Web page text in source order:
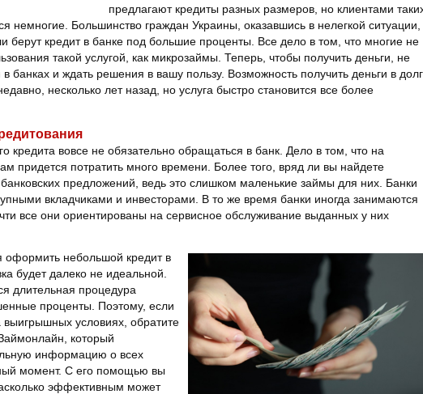
предлагают кредиты разных размеров, но клиентами
немногие. Большинство граждан Украины, оказавшись в нелегкой ситуации,
берут кредит в банке под большие проценты. Все дело в том, что многие не
такой услугой, как микрозаймы. Теперь, чтобы получить деньги, не
банках и ждать решения в вашу пользу. Возможность получить деньги в
несколько лет назад, но услуга быстро становится все более
вовсе не обязательно обращаться в банк. Дело в том, что на
придется потратить много времени. Более того, вряд ли вы найдете
предложений, ведь это слишком маленькие займы для них. Банки
вкладчиками и инвесторами. В то же время банки иногда занимаются
все они ориентированы на сервисное обслуживание выданных у них
оформить небольшой кредит в
будет далеко не идеальной.
длительная процедура
проценты. Поэтому, если
выигрышных условиях, обратите
который
информацию о всех
момент. С его помощью вы
эффективным может